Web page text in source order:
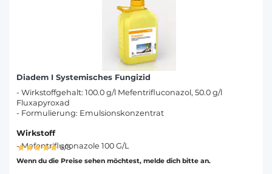
Diadem I Systemisches Fungizid
- Wirkstoffgehalt: 100.0 g/l Mefentrifluconazol, 50.0 g/l
Fluxapyroxad
- Formulierung: Emulsionskonzentrat
Wirkstoff
- Mefentrifluconazole 100 G/L
5/5
Wenn du die Preise sehen möchtest, melde dich bitte an.